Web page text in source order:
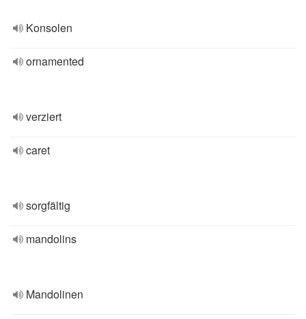
Konsolen
ornamented
verziert
caret
sorgfältig
mandolins
Mandolinen